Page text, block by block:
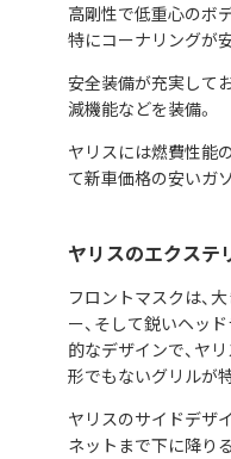
高剛性で低重心のボ
特にコーナリングが
安全装備が充実して
減機能などを装備。
ヤリスには燃費性能
て新車価格の安いガ
ヤリスのエクステ
フロントマスクは、
ー、そして鋭いヘッ
的なデザインで、ヤ
形でもないグリルが
ヤリスのサイドデザ
ネットまで下に降り